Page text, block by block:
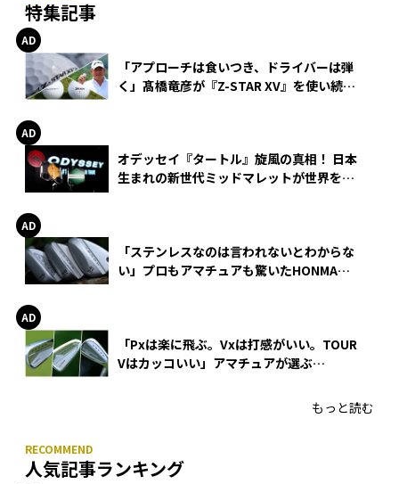
特集記事
「アプローチは食いつき、ドライバーは弾
く」髙橋竜彦が『Z-STAR XV』を使い続け
オデッセイ『タートル』旋風の真相！ 日本
生まれの新世代ミッドマレットが世界を席
「ステンレスなのは言われないとわからな
い」プロもアマチュアも驚いたHONMA
「Pxは楽に飛ぶ。Vxは打感がいい。TOUR
Vはカッコいい」アマチュアが選ぶ
もっと読む
人気記事ランキング